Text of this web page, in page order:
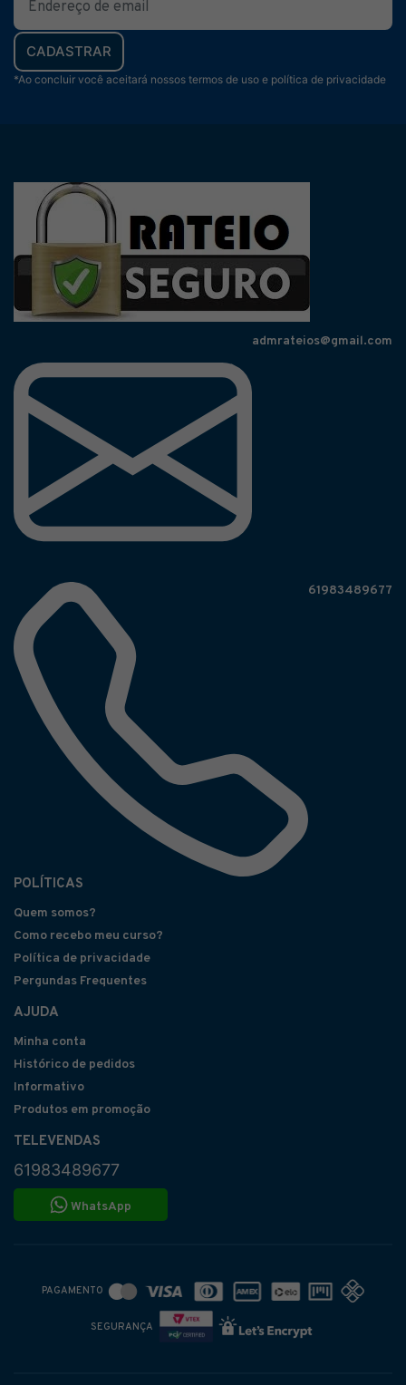
CADASTRAR
*Ao concluir você aceitará nossos termos de uso e política de privacidade
admrateios@gmail.com
61983489677
POLÍTICAS
Quem somos?
Como recebo meu curso?
Política de privacidade
Pergundas Frequentes
AJUDA
Minha conta
Histórico de pedidos
Informativo
Produtos em promoção
TELEVENDAS
61983489677
WhatsApp
PAGAMENTO
SEGURANÇA